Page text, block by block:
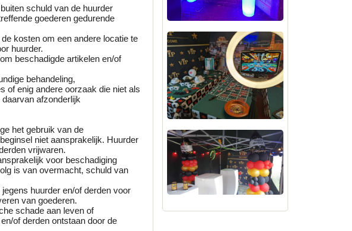
schuld van de huurder
goederen gedurende
kosten om een andere locatie te
huurder.
beschadigde artikelen en/of
behandeling,
of enig andere oorzaak die niet als
afzonderlijk
het gebruik van de
niet aansprakelijk. Huurder
vrijwaren.
voor beschadiging
is van overmacht, schuld van
huurder en/of derden voor
van goederen.
schade aan leven of
of derden ontstaan door de